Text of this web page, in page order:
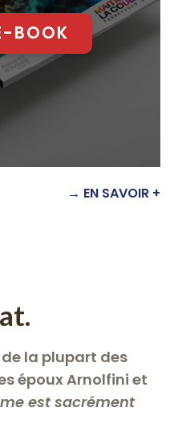
BOOK
→ EN SAVOIR +
la plupart des
époux Arnolfini et
est sacrément